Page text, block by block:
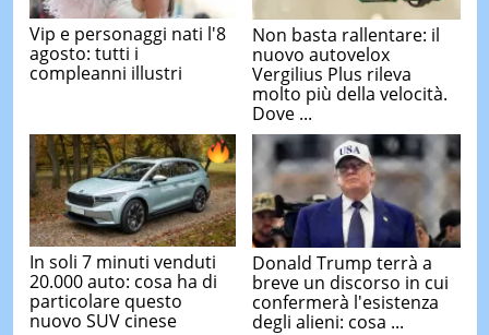
Vip e personaggi nati l'8
agosto: tutti i
compleanni illustri
Non basta rallentare: il
nuovo autovelox
Vergilius Plus rileva
molto più della velocità.
Dove ...
In soli 7 minuti venduti
20.000 auto: cosa ha di
particolare questo
nuovo SUV cinese
Donald Trump terrà a
breve un discorso in cui
confermerà l'esistenza
degli alieni: cosa ...